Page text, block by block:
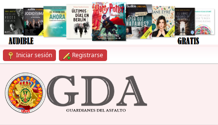
Iniciar sesión Registrarse